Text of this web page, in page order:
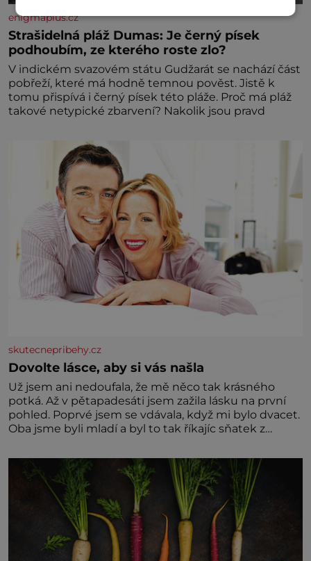
enigmaplus.cz
Strašidelná pláž Dumas: Je černý písek
podhoubím, ze kterého roste zlo?
V indickém svazovém státu Gudžarát se nachází část
pobřeží, které má hodně temnou pověst. Jistě k
tomu přispívá i černý písek této pláže. Proč má pláž
takové netypické zbarvení? Nakolik jsou pravd
skutecnepribehy.cz
Dovolte lásce, aby si vás našla
Už jsem ani nedoufala, že mě něco tak krásného
potká. Až v pětapadesáti jsem zažila lásku na první
pohled. Poprvé jsem se vdávala, když mi bylo dvacet.
Oba jsme byli mladí a byl to tak říkajíc sňatek z
zaopatřený mladý muž. Manželství nám oběma moc
nesvědčilo, brzy jsme zjistili, že